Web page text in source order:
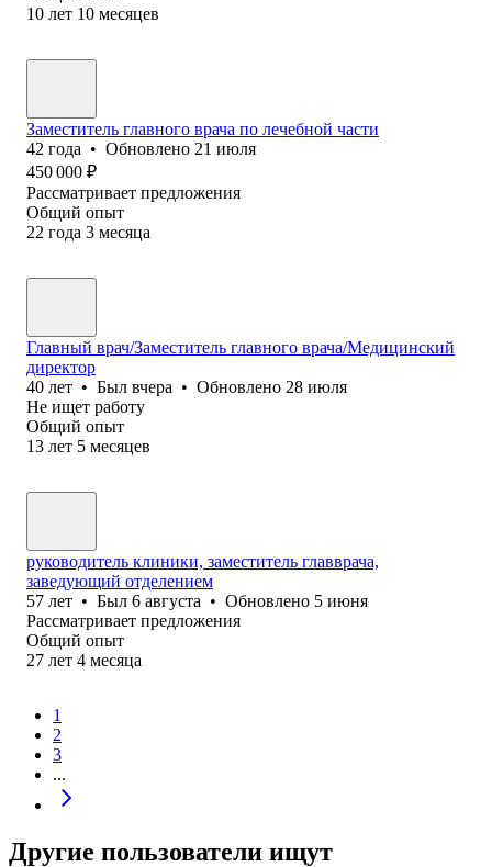
10 лет 10 месяцев
Заместитель главного врача по лечебной части
42 года • Обновлено 21 июля
450 000 ₽
Рассматривает предложения
Общий опыт
22 года 3 месяца
Главный врач/Заместитель главного врача/Медицинский
директор
40 лет • Был вчера • Обновлено 28 июля
Не ищет работу
Общий опыт
13 лет 5 месяцев
руководитель клиники, заместитель главврача,
заведующий отделением
57 лет • Был 6 августа • Обновлено 5 июня
Рассматривает предложения
Общий опыт
27 лет 4 месяца
1
2
3
...
Другие пользователи ищут